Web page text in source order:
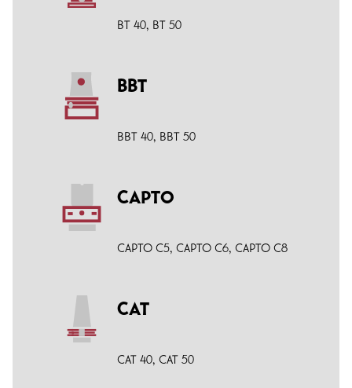
BT 40, BT 50
BBT
BBT 40, BBT 50
CAPTO
CAPTO C5, CAPTO C6, CAPTO C8
CAT
CAT 40, CAT 50